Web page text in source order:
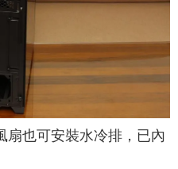
也可安裝水冷排，已內